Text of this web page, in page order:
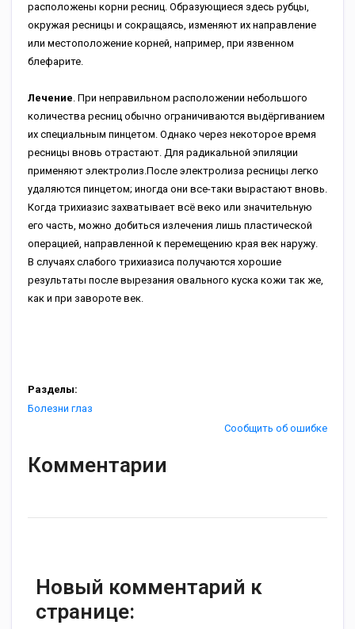
расположены корни ресниц. Образующиеся здесь рубцы,
окружая ресницы и сокращаясь, изменяют их направление
или местоположение корней, например, при язвенном
блефарите.
Лечение. При неправильном расположении небольшого
количества ресниц обычно ограничиваются выдёргиванием
их специальным пинцетом. Однако через некоторое время
ресницы вновь отрастают. Для радикальной эпиляции
применяют электролиз.После электролиза ресницы легко
удаляются пинцетом; иногда они все-таки вырастают вновь.
Когда трихиазис захватывает всё веко или значительную
его часть, можно добиться излечения лишь пластической
операцией, направленной к перемещению края век наружу.
В случаях слабого трихиазиса получаются хорошие
результаты после вырезания овального куска кожи так же,
как и при завороте век.
Разделы:
Болезни глаз
Сообщить об ошибке
Комментарии
Новый комментарий к
странице: